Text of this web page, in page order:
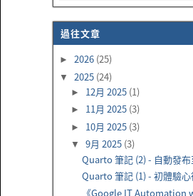
過往文章
► 2026 (25)
▼ 2025 (24)
► 12月 2025 (1)
► 11月 2025 (3)
► 10月 2025 (3)
▼ 9月 2025 (3)
Quarto 筆記 (2) - 自動發
Quarto 筆記 (1) - 初體驗
《Google IT Automation